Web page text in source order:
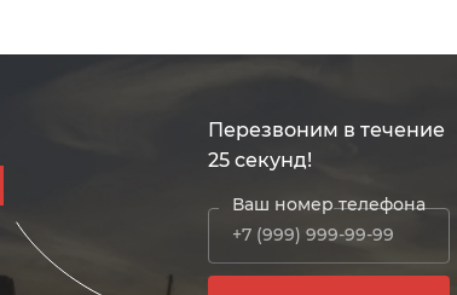
Перезвоним в течение
25 секунд!
Ваш номер телефона